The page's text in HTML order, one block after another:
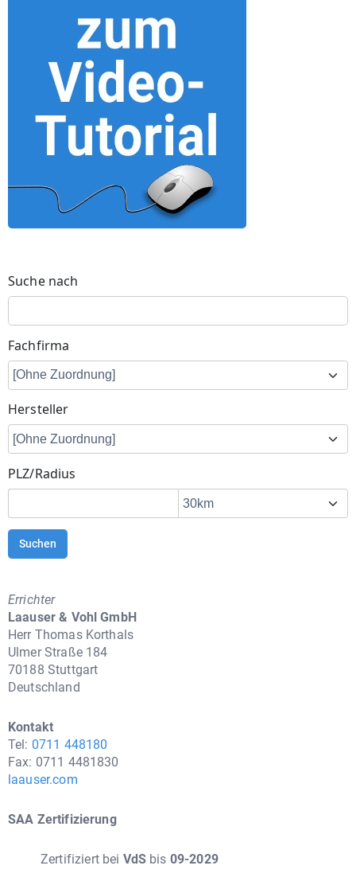
Suche nach
Fachfirma
Hersteller
PLZ/Radius
Suchen
Errichter
Laauser & Vohl GmbH
Herr Thomas Korthals
Ulmer Straße 184
70188 Stuttgart
Deutschland
Kontakt
Tel: 0711 448180
Fax: 0711 4481830
laauser.com
SAA Zertifizierung
Zertifiziert bei VdS bis 09-2029